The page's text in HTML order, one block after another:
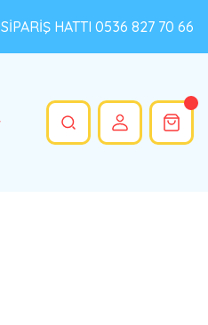
SİPARİŞ HATTI 0536 827 70 66